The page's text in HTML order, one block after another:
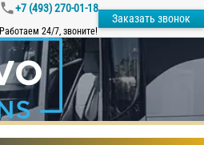
+7 (493) 270-01-18
Работаем 24/7, звоните!
Заказать звонок